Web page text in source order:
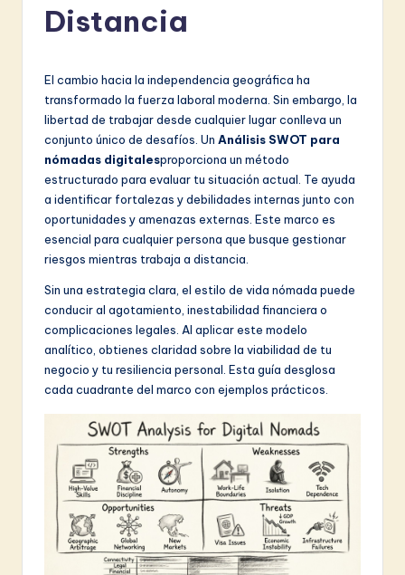
ni
L
in
A
Distancia
El cambio hacia la independencia geográfica ha
transformado la fuerza laboral moderna. Sin embargo, la
libertad de trabajar desde cualquier lugar conlleva un
conjunto único de desafíos. Un Análisis SWOT para
nómadas digitalesproporciona un método
estructurado para evaluar tu situación actual. Te ayuda
a identificar fortalezas y debilidades internas junto con
oportunidades y amenazas externas. Este marco es
esencial para cualquier persona que busque gestionar
riesgos mientras trabaja a distancia.
Sin una estrategia clara, el estilo de vida nómada puede
conducir al agotamiento, inestabilidad financiera o
complicaciones legales. Al aplicar este modelo
analítico, obtienes claridad sobre la viabilidad de tu
negocio y tu resiliencia personal. Esta guía desglosa
cada cuadrante del marco con ejemplos prácticos.